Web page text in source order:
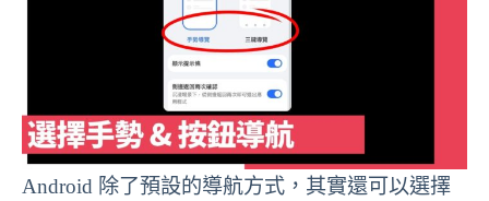
Android 除了預設的導航方式，其實還可以選擇